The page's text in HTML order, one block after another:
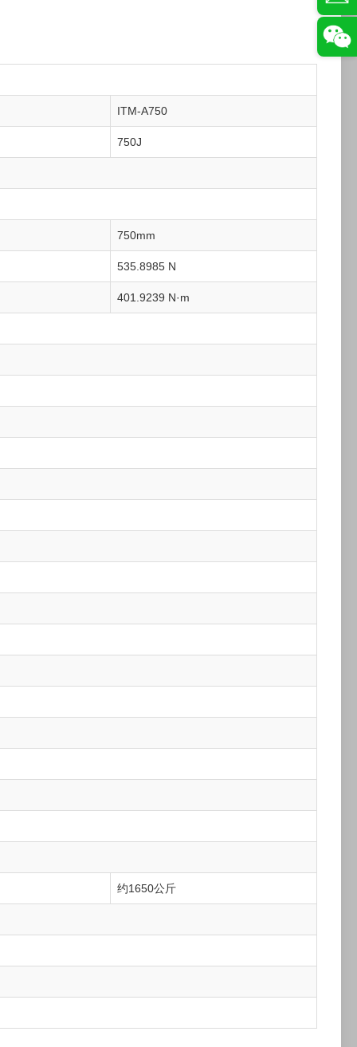
ITM-A750
750J
750mm
535.8985 N
401.9239 N·m
约1650公斤